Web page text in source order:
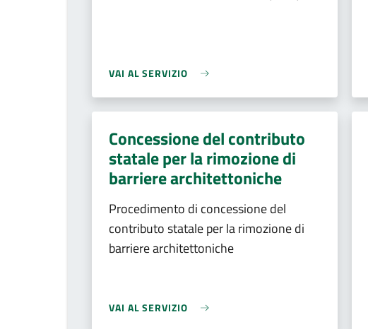
VAI AL SERVIZIO
Concessione del contributo
statale per la rimozione di
barriere architettoniche
Procedimento di concessione del
contributo statale per la rimozione di
barriere architettoniche
VAI AL SERVIZIO